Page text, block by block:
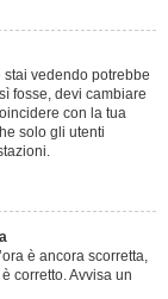
stai vedendo potrebbe
fosse, devi cambiare
con la tua
solo gli utenti
è ancora scorretta,
corretto. Avvisa un